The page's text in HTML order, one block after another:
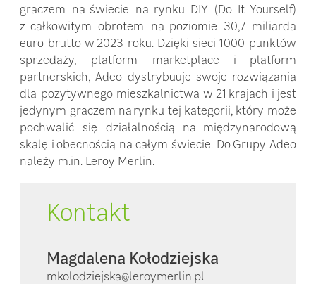
graczem na świecie na rynku DIY (Do It Yourself)
z całkowitym obrotem na poziomie 30,7 miliarda
euro brutto w 2023 roku. Dzięki sieci 1000 punktów
sprzedaży, platform marketplace i platform
partnerskich, Adeo dystrybuuje swoje rozwiązania
dla pozytywnego mieszkalnictwa w 21 krajach i jest
jedynym graczem na rynku tej kategorii, który może
pochwalić się działalnością na międzynarodową
skalę i obecnością na całym świecie. Do Grupy Adeo
należy m.in. Leroy Merlin.
Kontakt
Magdalena Kołodziejska
mkolodziejska@leroymerlin.pl